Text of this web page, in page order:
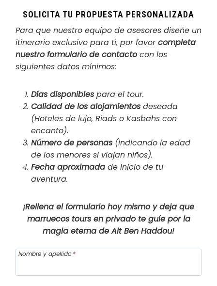
SOLICITA TU PROPUESTA PERSONALIZADA
Para que nuestro equipo de asesores diseñe un
itinerario exclusivo para ti, por favorcompleta
nuestro formulario de contactocon los
siguientes datos mínimos:
Días disponiblespara el tour.
Calidad de los alojamientosdeseada
(Hoteles de lujo, Riads o Kasbahs con
encanto).
Número de personas(indicando la edad
de los menores si viajan niños).
Fecha aproximada de inicio de tu
aventura.
¡Rellena el formulario hoy mismo y deja que
marruecos tours en privado te guíe por la
magia eterna de Ait Ben Haddou!
Nombre y apellido*